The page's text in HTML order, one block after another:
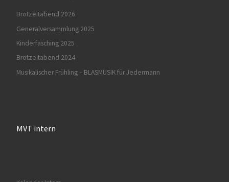
Brotzeitabend 2026
Generalversammlung 2025
Kinderfasching 2025
Brotzeitabend 2024
Musikalischer Frühling – BLASMUSIK für Jedermann
MVT intern